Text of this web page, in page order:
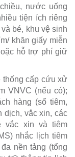
nước uống
tiện ích riêng
bé, khu vệ sinh
khăn giấy miễn
hỗ trợ phí giữ
thống cấp cứu xử
VNVC (nếu có);
hàng (sổ tiêm,
dịch, vắc xin, các
vắc xin và tiêm
nhắc lịch tiêm
nền tảng (tổng